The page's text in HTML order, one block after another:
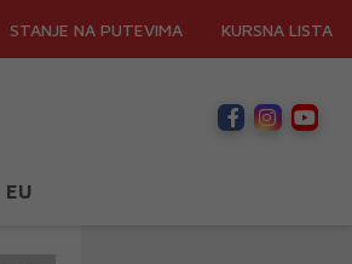
STANJE NA PUTEVIMA KURSNA LISTA
EU